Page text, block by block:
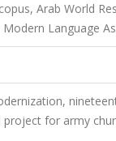
Arab World
Language
for army